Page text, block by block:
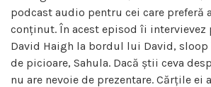
podcast audio pentru cei care preferă
conținut. În acest episod îi intervievez
David Haigh la bordul lui David, sloop
de picioare, Sahula. Dacă știi ceva
nu are nevoie de prezentare. Cărțile ei